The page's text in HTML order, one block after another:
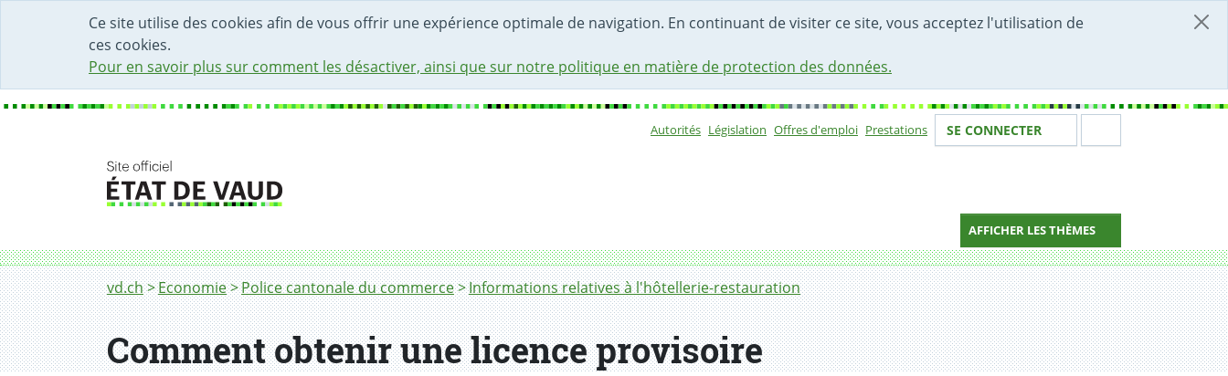
Ce site utilise des cookies afin de vous offrir une expérience optimale de navigation. En continuant de visiter ce site, vous acceptez l'utilisation de
ces cookies.
Pour en savoir plus sur comment les désactiver, ainsi que sur notre politique en matière de protection des données.
DÉBUT DU CONTENU DE LA PAGE
ACCÈS AU CHAMP DE RECHERCHE
PAGE D'ACCUEIL
FORMULAIRE DE CONTACT
Autorités Législation Offres d'emploi Prestations Votre identité
SE CONNECTER
AFFICHER LES THÈMES
Fil d'Ariane
vd.ch Economie Police cantonale du commerce Informations relatives à l'hôtellerie-restauration
Comment obtenir une licence provisoire
Comment obtenir une licence provisoire